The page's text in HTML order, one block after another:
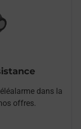
dans la
offres.